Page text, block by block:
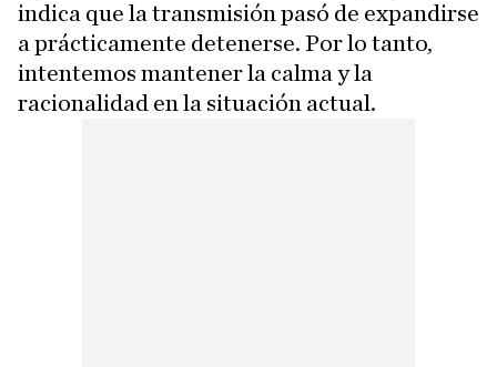
indica que la transmisión pasó de expandirse
a prácticamente detenerse. Por lo tanto,
intentemos mantener la calma y la
racionalidad en la situación actual.